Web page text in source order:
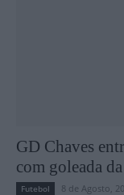
GD Chaves
com goleada
Futebol 8 de Agosto,